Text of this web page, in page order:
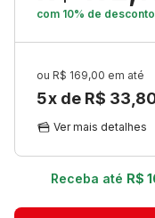
com 10% de desconto
R$ 169,00
5x de R$
Ver mais detalhes
Receba até R$